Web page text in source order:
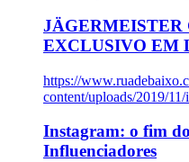
JÄGERMEISTER
EXCLUSIVO EM
https://
content/uploads/2019/
Instagram: o fim
Influenciadores